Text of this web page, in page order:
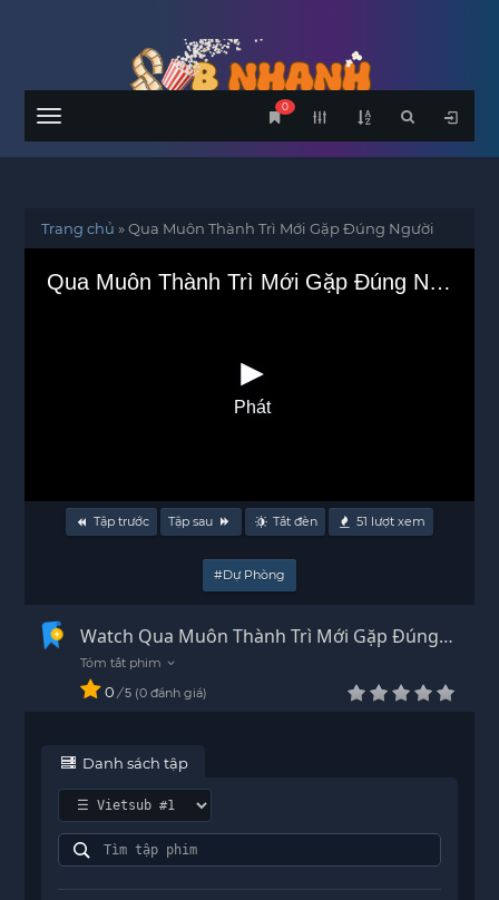
Menu
0
Trang chủ »Qua Muôn Thành Trì Mới Gặp Đúng Người
Qua Muôn Thành Trì Mới Gặp Đúng Người
Phát
Tập trước Tập sau Tắt đèn 51 lượt xem
#Dự Phòng
Watch Qua Muôn Thành Trì Mới Gặp Đúng
Người episode 12 Vietsub - HD
0 / 5 0 đánh giá
Danh sách tập